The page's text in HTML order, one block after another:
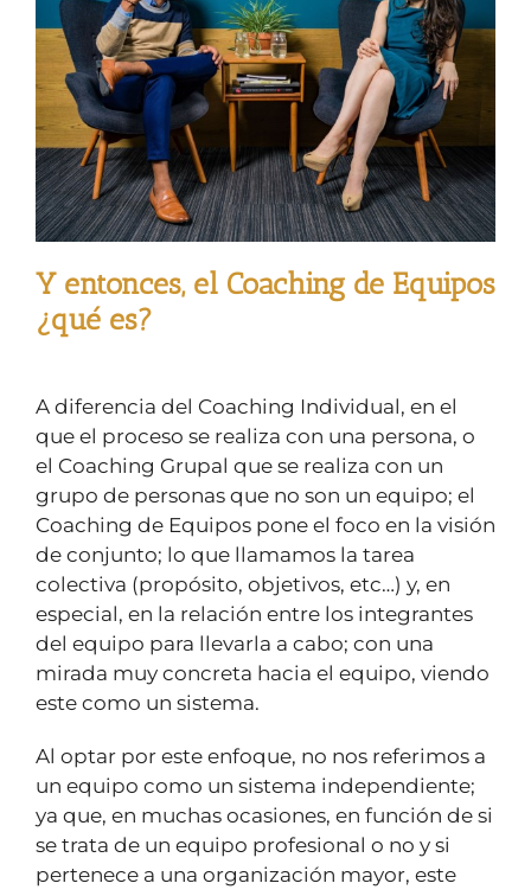
Y entonces, el Coaching de Equipos
¿qué es?
A diferencia del Coaching Individual, en el
que el proceso se realiza con una persona, o
el Coaching Grupal que se realiza con un
grupo de personas que no son un equipo; el
Coaching de Equipos pone el foco en la visión
de conjunto; lo que llamamos la tarea
colectiva (propósito, objetivos, etc…) y, en
especial, en la relación entre los integrantes
del equipo para llevarla a cabo; con una
mirada muy concreta hacia el equipo, viendo
este como un sistema.
Al optar por este enfoque, no nos referimos a
un equipo como un sistema independiente;
ya que, en muchas ocasiones, en función de si
se trata de un equipo profesional o no y si
pertenece a una organización mayor, este